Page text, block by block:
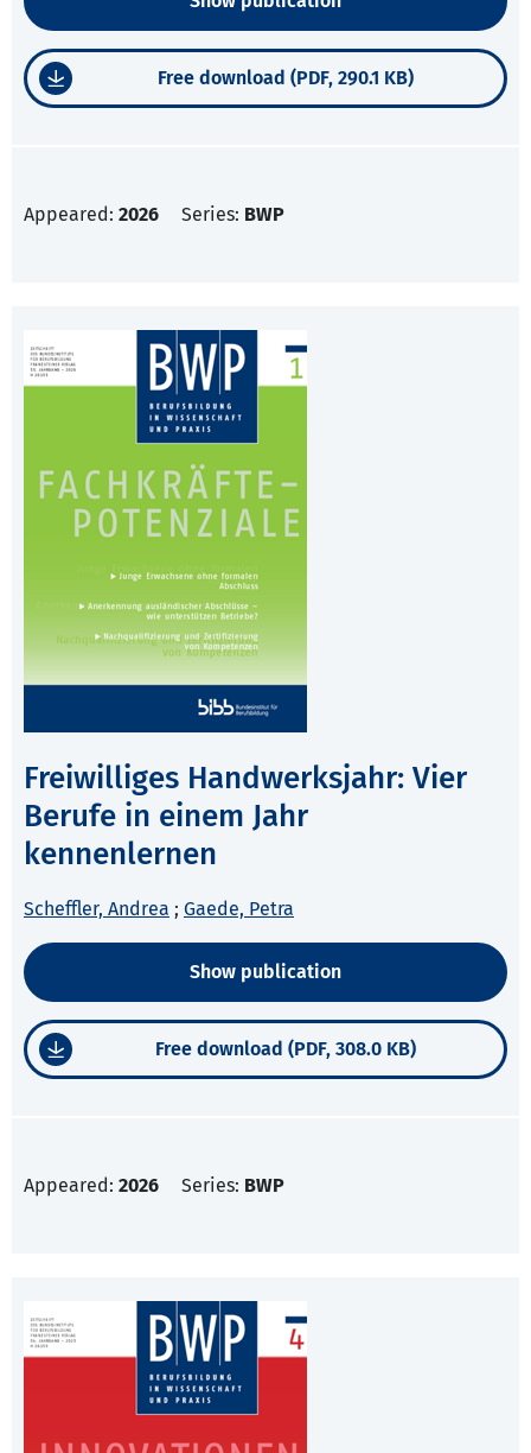
Free download (PDF, 290.1 KB)
Appeared: 2026 Series: BWP
Freiwilliges Handwerksjahr: Vier
Berufe in einem Jahr
kennenlernen
Scheffler, Andrea ; Gaede, Petra
Show publication
Free download (PDF, 308.0 KB)
Appeared: 2026 Series: BWP